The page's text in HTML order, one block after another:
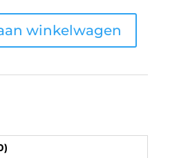
winkelwagen